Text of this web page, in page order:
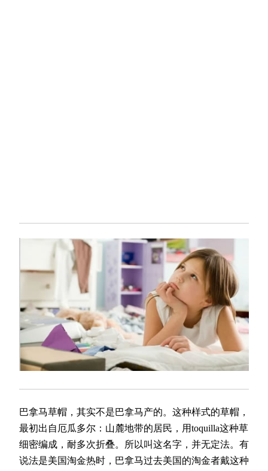
巴拿马草帽，其实不是巴拿马产的。这种样式的草帽，
最初出自厄瓜多尔：山麓地带的居民，用toquilla这种草
细密编成，耐多次折叠。所以叫这名字，并无定法。有
说法是美国淘金热时，巴拿马过去美国的淘金者戴这种